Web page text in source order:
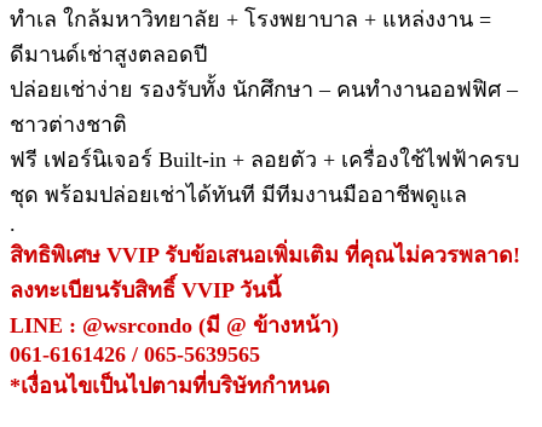
ทำเล ใกล้มหาวิทยาลัย + โรงพยาบาล + แหล่งงาน =
ดีมานด์เช่าสูงตลอดปี
ปล่อยเช่าง่าย รองรับทั้ง นักศึกษา – คนทำงานออฟฟิศ –
ชาวต่างชาติ
ฟรี เฟอร์นิเจอร์ Built-in + ลอยตัว + เครื่องใช้ไฟฟ้าครบ
ชุด พร้อมปล่อยเช่าได้ทันที มีทีมงานมืออาชีพดูแล
.
สิทธิพิเศษ VVIP รับข้อเสนอเพิ่มเติม ที่คุณไม่ควรพลาด!
ลงทะเบียนรับสิทธิ์ VVIP วันนี้
LINE : @wsrcondo (มี @ ข้างหน้า)
061-6161426 / 065-5639565
*เงื่อนไขเป็นไปตามที่บริษัทกำหนด